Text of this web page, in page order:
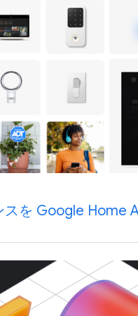
を Google Home